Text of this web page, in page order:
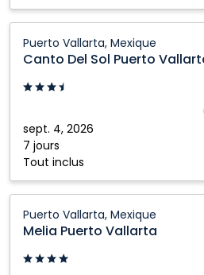
Puerto Vallarta, Mexique
Canto Del Sol Puerto
sept. 4, 2026
7 jours
Tout inclus
Del
Sol
Puerto
Tout
Inclus:
Puerto
Vallarta,
Puerto Vallarta, Mexique
Melia Puerto Vallarta
Puerto
Vallarta:
Puerto